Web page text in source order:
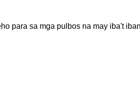
para sa mga pulbos na may iba't